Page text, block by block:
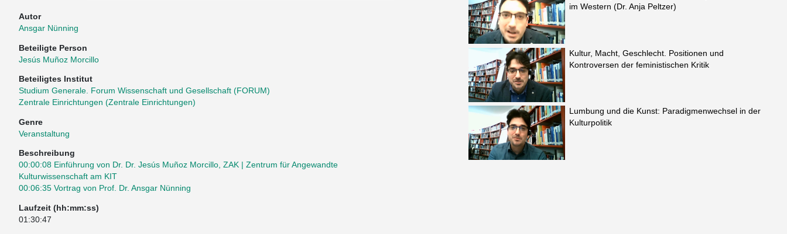
Autor
Ansgar Nünning
Beteiligte Person
Jesús Muñoz Morcillo
Beteiligtes Institut
Studium Generale. Forum Wissenschaft und Gesellschaft (FORUM)
Zentrale Einrichtungen (Zentrale Einrichtungen)
Genre
Veranstaltung
Beschreibung
00:00:08 Einführung von Dr. Dr. Jesús Muñoz Morcillo, ZAK | Zentrum für Angewandte
Kulturwissenschaft am KIT
00:06:35 Vortrag von Prof. Dr. Ansgar Nünning
Laufzeit (hh:mm:ss)
01:30:47
im Western (Dr. Anja Peltzer)
Kultur, Macht, Geschlecht. Positionen und
Kontroversen der feministischen Kritik
Lumbung und die Kunst: Paradigmenwechsel in der
Kulturpolitik